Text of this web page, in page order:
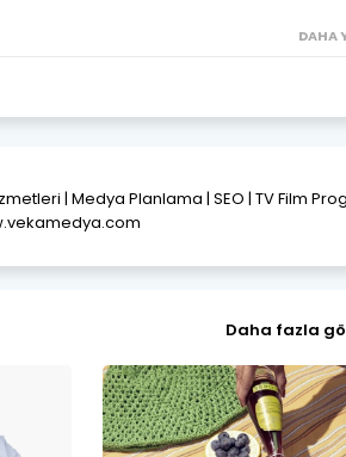
DAHA
| Medya Planlama | SEO | TV Film
Daha fazla